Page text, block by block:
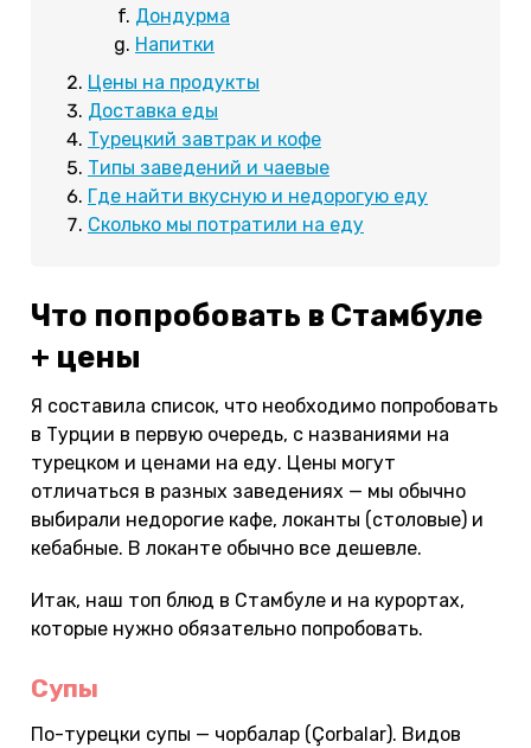
Дондурма
Напитки
Цены на продукты
Доставка еды
Турецкий завтрак и кофе
Типы заведений и чаевые
Где найти вкусную и недорогую еду
Сколько мы потратили на еду
Что попробовать в Стамбуле
+ цены
Я составила список, что необходимо попробовать
в Турции в первую очередь, с названиями на
турецком и ценами на еду. Цены могут
отличаться в разных заведениях — мы обычно
выбирали недорогие кафе, локанты (столовые) и
кебабные. В локанте обычно все дешевле.
Итак, наш топ блюд в Стамбуле и на курортах,
которые нужно обязательно попробовать.
Супы
По-турецки супы — чорбалар (Çorbalar). Видов